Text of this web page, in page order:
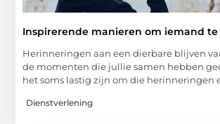
Inspirerende manieren om iemand
Herinneringen aan een dierbare blijven
de momenten die jullie samen hebben
het soms lastig zijn om die herinneringen
Dienstverlening